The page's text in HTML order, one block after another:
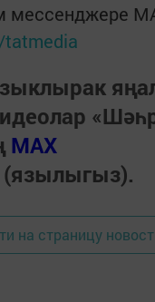
мессенджере
MAX
(язылыгыз).
на страницу